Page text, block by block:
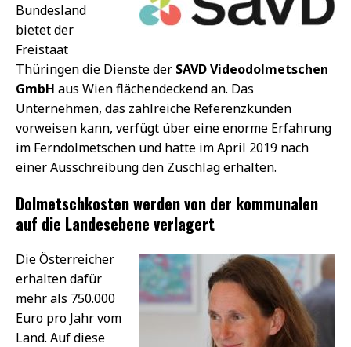
Bundesland
bietet der
Freistaat
Thüringen die Dienste der SAVD Videodolmetschen
GmbH aus Wien flächendeckend an. Das
Unternehmen, das zahlreiche Referenzkunden
vorweisen kann, verfügt über eine enorme Erfahrung
im Ferndolmetschen und hatte im April 2019 nach
einer Ausschreibung den Zuschlag erhalten.
Dolmetschkosten werden von der kommunalen
auf die Landesebene verlagert
Die Österreicher
erhalten dafür
mehr als 750.000
Euro pro Jahr vom
Land. Auf diese